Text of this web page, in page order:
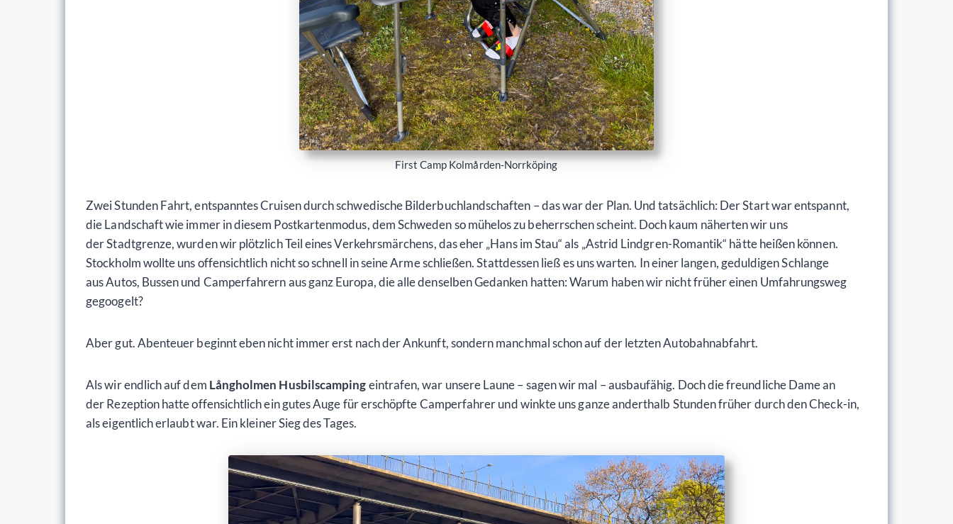
First Camp Kolmården-Norrköping
Zwei Stunden Fahrt, entspanntes Cruisen durch schwedische Bilderbuchlandschaften – das war der Plan. Und tatsächlich: Der Start war entspannt,
die Landschaft wie immer in diesem Postkartenmodus, dem Schweden so mühelos zu beherrschen scheint. Doch kaum näherten wir uns
der Stadtgrenze, wurden wir plötzlich Teil eines Verkehrsmärchens, das eher „Hans im Stau“ als „Astrid Lindgren-Romantik“ hätte heißen können.
Stockholm wollte uns offensichtlich nicht so schnell in seine Arme schließen. Stattdessen ließ es uns warten. In einer langen, geduldigen Schlange
aus Autos, Bussen und Camperfahrern aus ganz Europa, die alle denselben Gedanken hatten: Warum haben wir nicht früher einen Umfahrungsweg
gegoogelt?
Aber gut. Abenteuer beginnt eben nicht immer erst nach der Ankunft, sondern manchmal schon auf der letzten Autobahnabfahrt.
Als wir endlich auf dem Långholmen Husbilscampingeintrafen, war unsere Laune – sagen wir mal – ausbaufähig. Doch die freundliche Dame an
der Rezeption hatte offensichtlich ein gutes Auge für erschöpfte Camperfahrer und winkte uns ganze anderthalb Stunden früher durch den Check-in,
als eigentlich erlaubt war. Ein kleiner Sieg des Tages.